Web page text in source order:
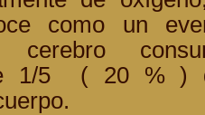
como un
1/5 ( 20 % )